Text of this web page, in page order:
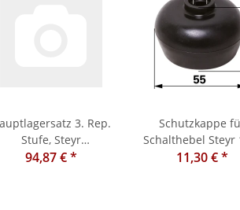
3. Rep.
Stufe, Steyr
190,288,290,40,540,548
94,87 €*
Schutzkappe
Schalthebel Steyr
190 / 288/ 290
11,30 €*